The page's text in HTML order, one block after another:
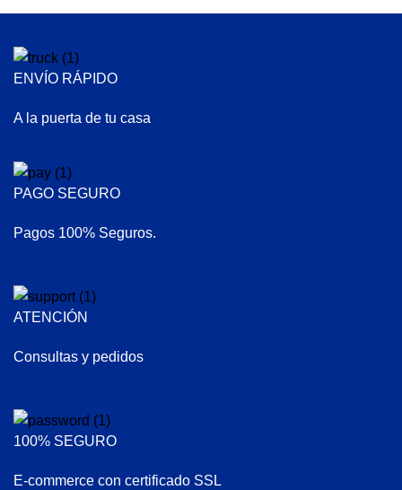
ENVÍO RÁPIDO
A la puerta de tu casa
PAGO SEGURO
Pagos 100% Seguros.
ATENCIÓN
Consultas y pedidos
100% SEGURO
E-commerce con certificado SSL